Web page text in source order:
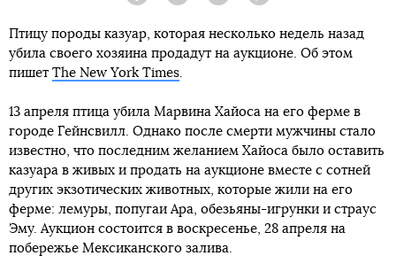
Птицу породы казуар, которая несколько недель назад
убила своего хозяина продадут на аукционе. Об этом
пишет The New York Times
13 апреля птица убила Марвина Хайоса на его ферме в
городе Гейнсвилл. Однако после смерти мужчины стало
известно, что последним желанием Хайоса было оставить
казуара в живых и продать на аукционе вместе с сотней
других экзотических животных, которые жили на его
ферме: лемуры, попугаи Ара, обезьяны-игрунки и страус
Эму. Аукцион состоится в воскресенье, 28 апреля на
побережье Мексиканского залива.